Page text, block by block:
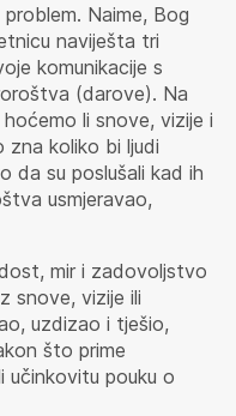
Naime, Bog
naviješta tri
komunikacije s
(darove). Na
li snove, vizije i
koliko bi ljudi
da su poslušali kad ih
usmjeravao,
mir i zadovoljstvo
snove, vizije ili
uzdizao i tješio,
što prime
pouku o